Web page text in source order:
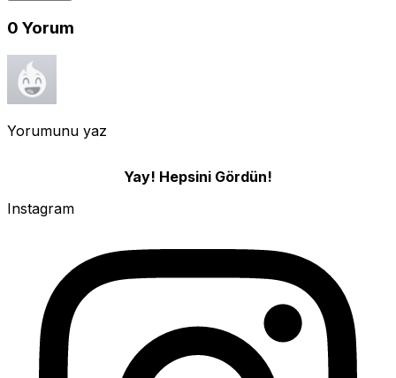
0 Yorum
Yorumunu yaz
Yay! Hepsini Gördün!
Instagram